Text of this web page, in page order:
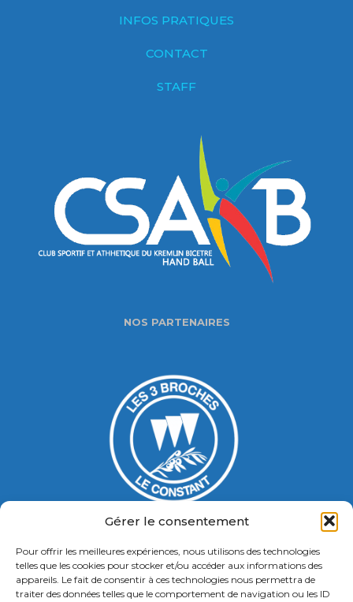
Gérer le consentement
Pour offrir les meilleures expériences, nous utilisons des technologies
telles que les cookies pour stocker et/ou accéder aux informations des
appareils. Le fait de consentir à ces technologies nous permettra de
traiter des données telles que le comportement de navigation ou les ID
INFOS PRATIQUES
CONTACT
STAFF
NOS PARTENAIRES
Gymnase Jacques Ducasse
5 Bd Chastenet de Géry
Contact : 01 46 58 49 88